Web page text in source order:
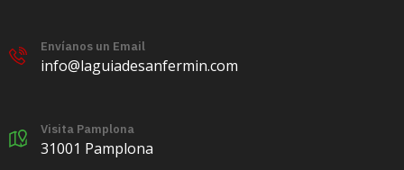
Envíanos un Email
info@laguiadesanfermin.com
Visita Pamplona
31001 Pamplona